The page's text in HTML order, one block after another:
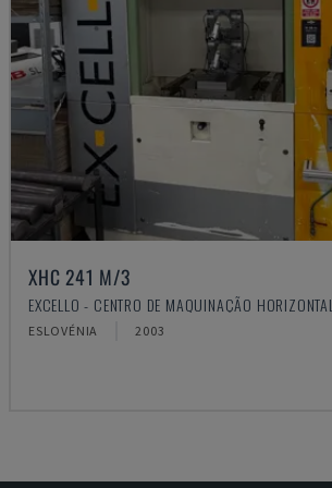
XHC 241 M/3
EXCELLO - CENTRO DE MAQUINAÇÃO HORIZONTAL
ESLOVÉNIA 2003